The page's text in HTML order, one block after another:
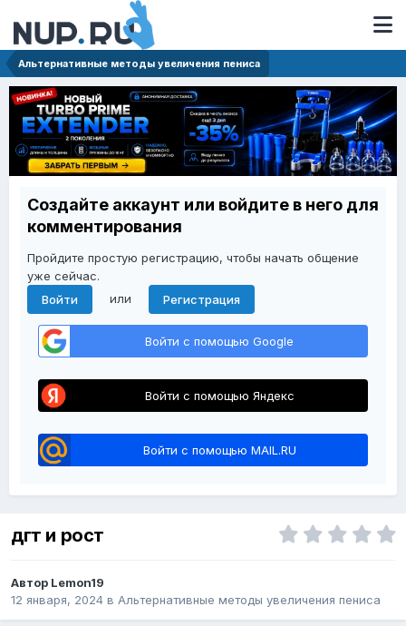
Альтернативные методы увеличения пениса
Создайте аккаунт или войдите в него для
комментирования
Пройдите простую регистрацию, чтобы начать общение
уже сейчас.
Войти
или Регистрация
Войти с помощью Google
Войти с помощью Яндекс
Войти с помощью MAIL.RU
дгт и рост
Автор Lemon19
12 января, 2024 в Альтернативные методы увеличения пениса